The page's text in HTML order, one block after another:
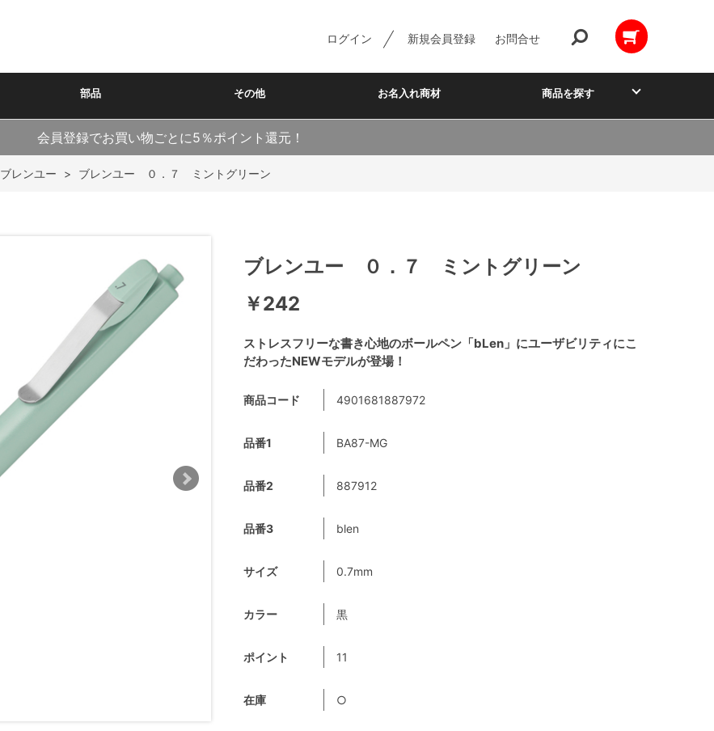
ログイン 新規会員登録 お問合せ
部品 その他 お名入れ商材 商品を探す
会員登録でお買い物ごとに5％ポイント還元！
ブレンユー > ブレンユー ０．７ ミントグリーン
ストレスフリーな書き心地のボールペン「bLen」にユーザビリティにこ
だわったNEWモデルが登場！
ブレンユー ０．７ ミントグリーン
￥242
商品コード 4901681887972
品番1 BA87-MG
品番2 887912
品番3 blen
サイズ 0.7mm
カラー 黒
ポイント 11
在庫 ○